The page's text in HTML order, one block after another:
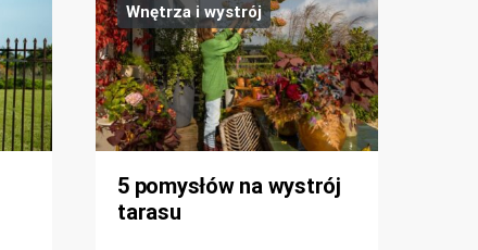
Wnętrza i wystrój
5 pomysłów na wystrój
tarasu